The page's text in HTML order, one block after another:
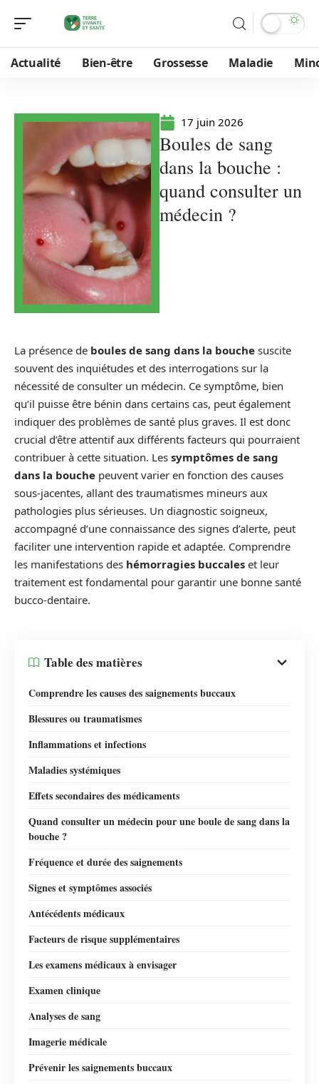
Actualité Bien-être Grossesse Maladie
17 juin 2026
Boules de sang
dans la bouche :
quand consulter un
médecin ?
La présence de boules de sang dans la bouche suscite
souvent des inquiétudes et des interrogations sur la
nécessité de consulter un médecin. Ce symptôme, bien
qu’il puisse être bénin dans certains cas, peut également
indiquer des problèmes de santé plus graves. Il est donc
crucial d’être attentif aux différents facteurs qui pourraient
contribuer à cette situation. Les symptômes de sang
dans la bouche peuvent varier en fonction des causes
sous-jacentes, allant des traumatismes mineurs aux
pathologies plus sérieuses. Un diagnostic soigneux,
accompagné d’une connaissance des signes d’alerte, peut
faciliter une intervention rapide et adaptée. Comprendre
les manifestations des hémorragies buccales et leur
traitement est fondamental pour garantir une bonne santé
bucco-dentaire.
Table des matières
Comprendre les causes des saignements buccaux
Blessures ou traumatismes
Inflammations et infections
Maladies systémiques
Effets secondaires des médicaments
Quand consulter un médecin pour une boule de sang dans la
bouche ?
Fréquence et durée des saignements
Signes et symptômes associés
Antécédents médicaux
Facteurs de risque supplémentaires
Les examens médicaux à envisager
Examen clinique
Analyses de sang
Imagerie médicale
Prévenir les saignements buccaux